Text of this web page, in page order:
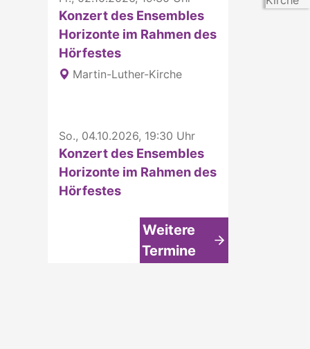
Konzert des Ensembles
Horizonte im Rahmen des
Hörfestes
Martin-Luther-Kirche
So., 04.10.2026, 19:30 Uhr
Konzert des Ensembles
Horizonte im Rahmen des
Hörfestes
Weitere
Termine